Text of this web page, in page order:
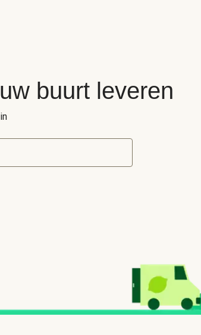
buurt leveren